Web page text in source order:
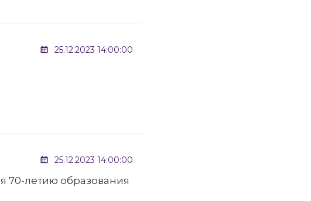
25.12.2023 14:00:00
25.12.2023 14:00:00
70-летию образования